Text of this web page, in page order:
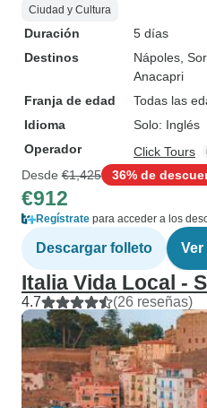
Ciudad y Cultura
Duración
5 días
Destinos
Nápoles ,
Anacapri
Franja de edad
Todas las
Idioma
Solo: Inglés
Operador
Click Tours
Desde €1,425 36% de
€912
Regístrate para acceder a los
Descargar folleto
Italia Vida Local -
4.7 (26 reseñas)